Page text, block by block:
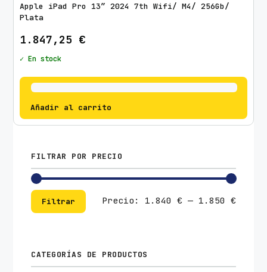
Apple iPad Pro 13″ 2024 7th Wifi/ M4/ 256Gb/
Plata
1.847,25 €
✓ En stock
Añadir al carrito
FILTRAR POR PRECIO
Precio
Precio
Filtrar Precio: 1.840 €— 1.850 €
CATEGORÍAS DE PRODUCTOS